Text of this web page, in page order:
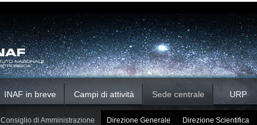
INAF in breve Campi di attività Sede centrale URP
Consiglio di Amministrazione Direzione Generale Direzione Scientifica